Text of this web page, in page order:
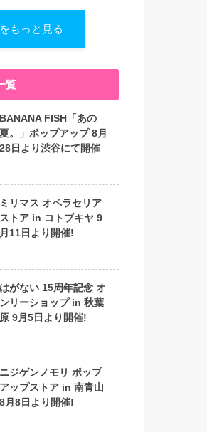
もっと見る
覧
BANANA FISH「あの
夏。」ポップアップ 8月
28日より渋谷にて開催
ミリマス オペラセリア
ストア in コトブキヤ 9
月11日より開催!
はがない 15周年記念 オ
ンリーショップ in 秋葉
原 9月5日より開催!
ニジゲンノモリ ポップ
アップストア in 南青山
8月8日より開催!